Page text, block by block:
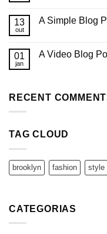
13
out
A Simple Blog
01
jan
A Video Blog
RECENT
TAG CLOUD
brooklyn fashion style
CATEGORIAS